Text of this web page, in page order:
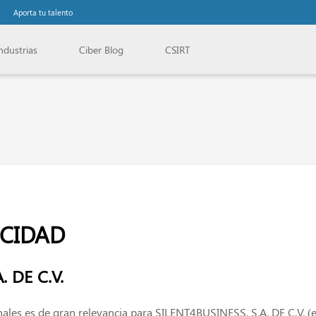
Aporta tu talento
Ciber Blog CSIRT
DE C.V.
es de gran relevancia para SILENT4BUSINESS, S.A. DE C.V.